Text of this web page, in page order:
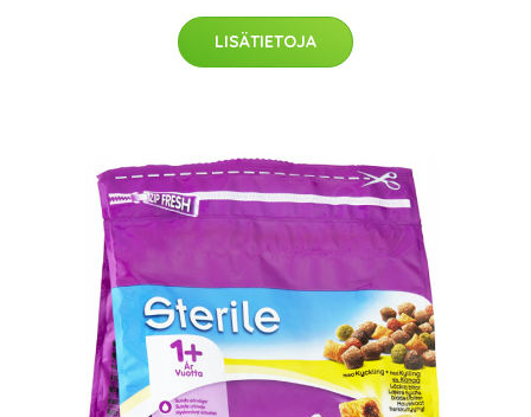
LISÄTIETOJA